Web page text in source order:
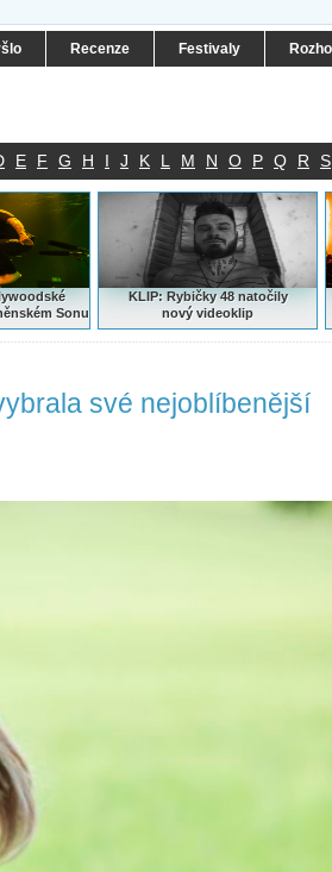
Recenze Festivaly
E F G H I J K L M N O P Q R S
Sonu
KLIP: Rybičky 48 natočily
nový videoklip
své nejoblíbenější